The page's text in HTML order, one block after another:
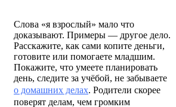
Слова «я взрослый» мало что
доказывают. Примеры — другое дело.
Расскажите, как сами копите деньги,
готовите или помогаете младшим.
Покажите, что умеете планировать
день, следите за учёбой, не забываете
о домашних делах. Родители скорее
поверят делам, чем громким